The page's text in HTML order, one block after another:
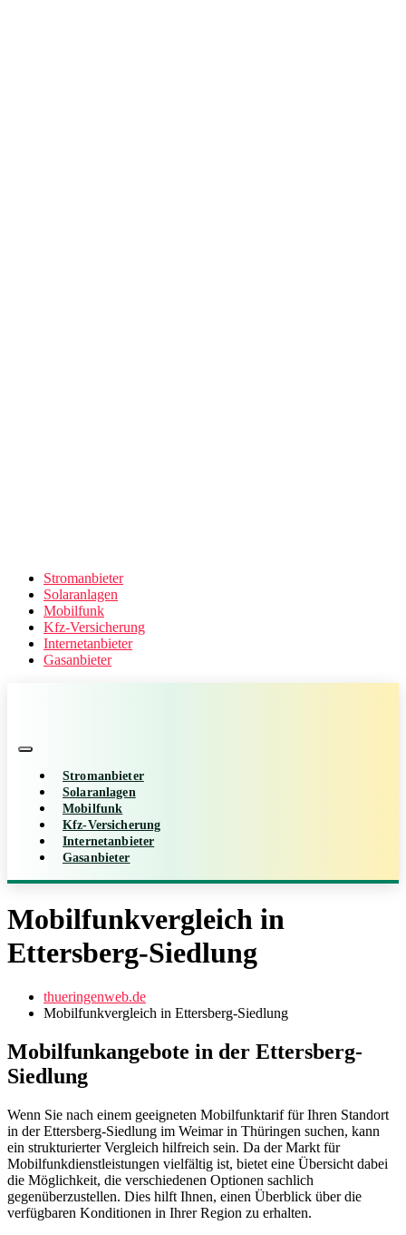
Stromanbieter
Solaranlagen
Mobilfunk
Kfz-Versicherung
Internetanbieter
Gasanbieter
Stromanbieter
Solaranlagen
Mobilfunk
Kfz-Versicherung
Internetanbieter
Gasanbieter
Mobilfunkvergleich in
Ettersberg-Siedlung
thueringenweb.de
Mobilfunkvergleich in Ettersberg-Siedlung
Mobilfunkangebote in der Ettersberg-
Siedlung
Wenn Sie nach einem geeigneten Mobilfunktarif für Ihren Standort
in der Ettersberg-Siedlung im Weimar in Thüringen suchen, kann
ein strukturierter Vergleich hilfreich sein. Da der Markt für
Mobilfunkdienstleistungen vielfältig ist, bietet eine Übersicht dabei
die Möglichkeit, die verschiedenen Optionen sachlich
gegenüberzustellen. Dies hilft Ihnen, einen Überblick über die
verfügbaren Konditionen in Ihrer Region zu erhalten.